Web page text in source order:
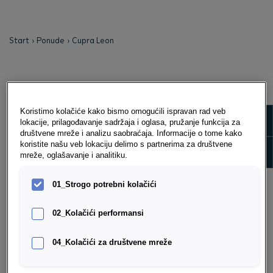
Start Ponude Cupra Leon
CUPRA LEON
Koristimo kolačiće kako bismo omogućili ispravan rad veb
lokacije, prilagođavanje sadržaja i oglasa, pružanje funkcija za
društvene mreže i analizu saobraćaja. Informacije o tome kako
koristite našu veb lokaciju delimo s partnerima za društvene
mreže, oglašavanje i analitiku.
01_Strogo potrebni kolačići
02_Kolačići performansi
04_Kolačići za društvene mreže